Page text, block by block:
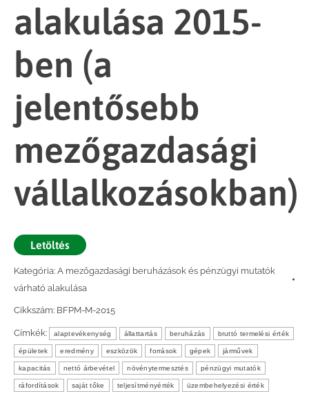
alakulása 2015-
ben (a
jelentősebb
mezőgazdasági
vállalkozásokban)
Letöltés
Kategória: A mezőgazdasági beruházások és pénzügyi mutatók
várható alakulása
Cikkszám: BFPM-M-2015
Címkék: alaptevékenység állattartás beruházás bruttó termelési érték
épületek eredmény eszközök források gépek járművek
kapacitás nettó árbevétel növénytermesztés pénzügyi mutatók
ráfordítások saját tőke teljesítményérték üzembehelyezési érték